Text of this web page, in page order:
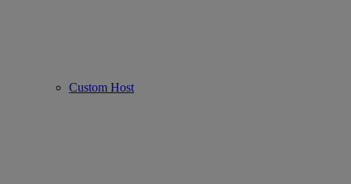
Custom Host